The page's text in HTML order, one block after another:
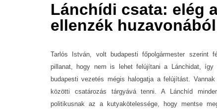
Lánchídi csata: elég
ellenzék
Tarlós István, volt budapesti főpolgármester szerint
pillanat, hogy nem is lehet felújítani a Lánchidat, így
budapesti vezetés mégis halogatja a felújítást.
közötti csatározás tárgyává tenni. A Lánchíd
politikusnak az a kutyakötelessége, hogy mentse